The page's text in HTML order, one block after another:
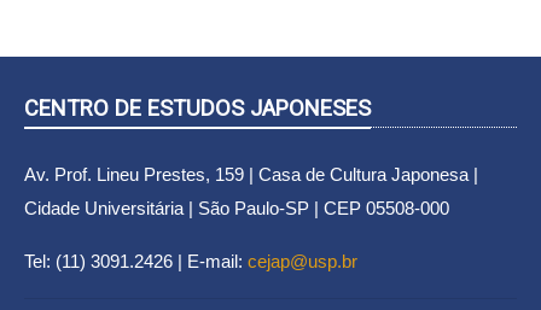
CENTRO DE ESTUDOS JAPONESES
Av. Prof. Lineu Prestes, 159 | Casa de Cultura Japonesa |
Cidade Universitária | São Paulo-SP | CEP 05508-000
Tel: (11) 3091.2426 | E-mail: cejap@usp.br